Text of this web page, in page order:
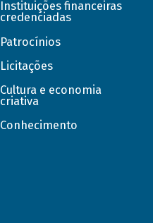
Instituições financeiras
credenciadas
Patrocínios
Licitações
Cultura e economia
criativa
Conhecimento